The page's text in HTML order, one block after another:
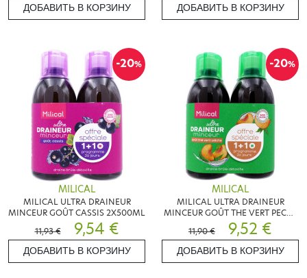
ДОБАВИТЬ В КОРЗИНУ ДОБАВИТЬ В КОРЗИНУ
-20%
MILICAL
MILICAL ULTRA DRAINEUR
MINCEUR GOÛT CASSIS 2X500ML
11,93 €
9,54 €
ДОБАВИТЬ В КОРЗИНУ
-20%
MILICAL
MILICAL ULTRA DRAINEUR
MINCEUR GOÛT THE VERT PECHE
2X500ML
11,90 € 9,52 €
ДОБАВИТЬ В КОРЗИНУ